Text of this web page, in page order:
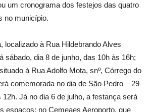
um cronograma dos festejos das quatro
no município.
localizado à Rua Hildebrando Alves
sábado, dia 8 de junho, das 10h às 16h;
à Rua Adolfo Mota, snº, Córrego do
comemorada no dia de São Pedro – 29
12h. Já no dia 6 de julho, a festança será
espaços: no Cemeaes Aeroporto, que